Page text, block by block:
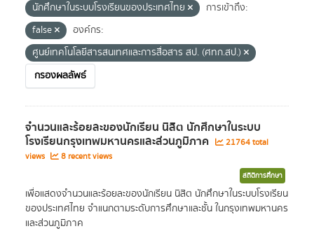
นักศึกษาในระบบโรงเรียนของประเทศไทย
การเข้าถึง:
false
องค์กร:
ศูนย์เทคโนโลยีสารสนเทศและการสื่อสาร สป. (ศทก.สป.)
กรองผลลัพธ์
จำนวนและร้อยละของนักเรียน นิสิต นักศึกษาในระบบ
โรงเรียนกรุงเทพมหานครและส่วนภูมิภาค
21764 total
views
8 recent views
สถิติการศึกษา
เพื่อแสดงจำนวนและร้อยละของนักเรียน นิสิต นักศึกษาในระบบโรงเรียน
ของประเทศไทย จำแนกตามระดับการศึกษาและชั้น ในกรุงเทพมหานคร
และส่วนภูมิภาค